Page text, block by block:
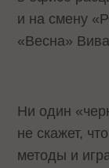
и на смену
«Весна»
Ни один
не скажет,
методы и